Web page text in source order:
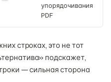
упорядочивания
PDF
строках, это не тот
подскажет,
— сильная сторона